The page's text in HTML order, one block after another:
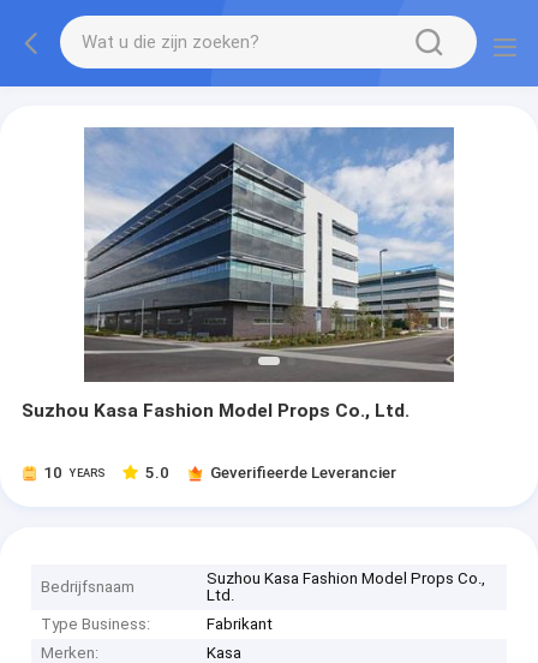
Suzhou Kasa Fashion Model Props Co., Ltd.
10 YEARS 5.0 Geverifieerde Leverancier
Bedrijfsnaam
Suzhou Kasa Fashion Model Props Co.,
Ltd.
Type Business:
Fabrikant
Merken:
Kasa